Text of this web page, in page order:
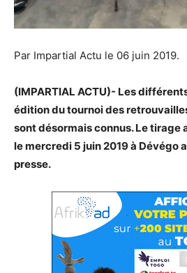
Par Impartial Actu le 06 juin 2019.
(IMPARTIAL ACTU)- Les
édition du tournoi des
sont désormais connus. Le tirage
le mercredi 5 juin 2019 à Dévégo
presse.